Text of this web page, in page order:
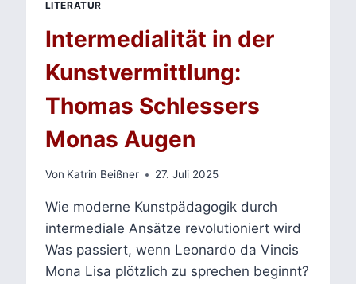
LITERATUR
Intermedialität in der
Kunstvermittlung:
Thomas Schlessers
Monas Augen
Von Katrin Beißner 27. Juli 2025
Wie moderne Kunstpädagogik durch
intermediale Ansätze revolutioniert wird
Was passiert, wenn Leonardo da Vincis
Mona Lisa plötzlich zu sprechen beginnt?